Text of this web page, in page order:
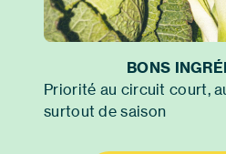
BONS
Priorité au circuit court,
surtout de saison